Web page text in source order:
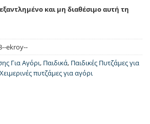
και μη διαθέσιμο αυτή τη
ekroy--
Για Αγόρι, Παιδικά, Παιδικές Πυτζάμες για
Χειμερινές πυτζάμες για αγόρι